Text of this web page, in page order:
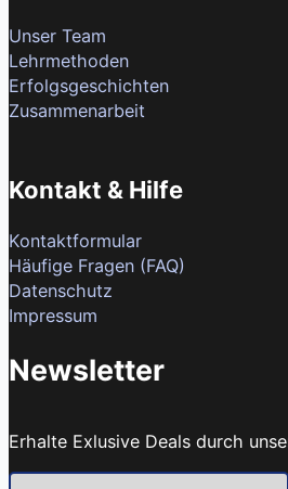
Unser Team
Lehrmethoden
Erfolgsgeschichten
Zusammenarbeit
Kontakt & Hilfe
Kontaktformular
Häufige Fragen (FAQ)
Datenschutz
Impressum
Newsletter
Erhalte Exlusive Deals durch